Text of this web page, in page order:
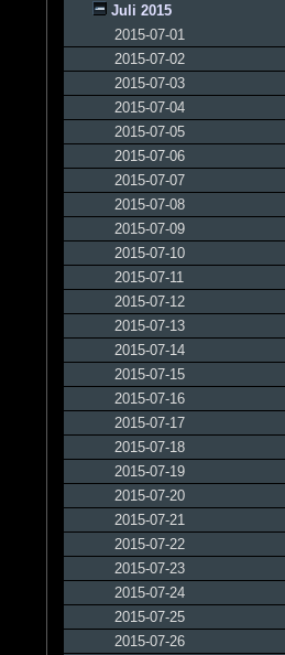
Juli 2015
2015-07-01
2015-07-02
2015-07-03
2015-07-04
2015-07-05
2015-07-06
2015-07-07
2015-07-08
2015-07-09
2015-07-10
2015-07-11
2015-07-12
2015-07-13
2015-07-14
2015-07-15
2015-07-16
2015-07-17
2015-07-18
2015-07-19
2015-07-20
2015-07-21
2015-07-22
2015-07-23
2015-07-24
2015-07-25
2015-07-26